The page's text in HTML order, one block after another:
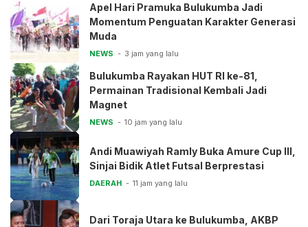
Apel Hari Pramuka Bulukumba Jadi
Momentum Penguatan Karakter Generasi
Muda
NEWS 3 jam yang lalu
Bulukumba Rayakan HUT RI ke-81,
Permainan Tradisional Kembali Jadi
Magnet
NEWS 10 jam yang lalu
Andi Muawiyah Ramly Buka Amure Cup III,
Sinjai Bidik Atlet Futsal Berprestasi
DAERAH 11 jam yang lalu
Dari Toraja Utara ke Bulukumba, AKBP